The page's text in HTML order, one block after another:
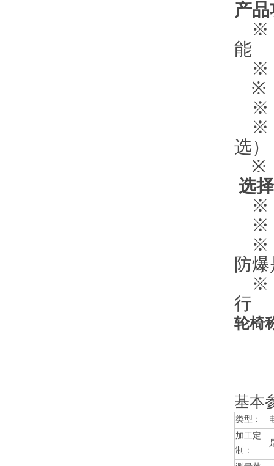
产
※
能
※
※
※
※
选）
※
选
※
※
※
防
※
行
轮椅
基本
类型：
加工定
制：